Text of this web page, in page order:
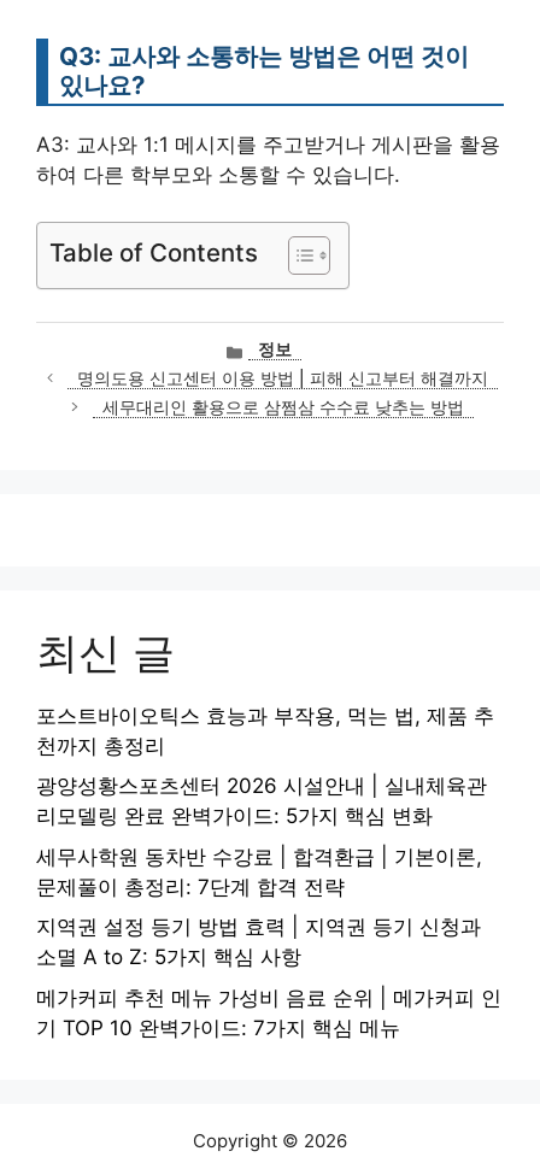
Q3: 교사와 소통하는 방법은 어떤 것이
있나요?
A3: 교사와 1:1 메시지를 주고받거나 게시판을 활용
하여 다른 학부모와 소통할 수 있습니다.
Table of Contents
카
테
고
리
정보
명의도용 신고센터 이용 방법 | 피해 신고부터 해결까지
세무대리인 활용으로 삼쩜삼 수수료 낮추는 방법
최신 글
포스트바이오틱스 효능과 부작용, 먹는 법, 제품 추
천까지 총정리
광양성황스포츠센터 2026 시설안내 | 실내체육관
리모델링 완료 완벽가이드: 5가지 핵심 변화
세무사학원 동차반 수강료 | 합격환급 | 기본이론,
문제풀이 총정리: 7단계 합격 전략
지역권 설정 등기 방법 효력 | 지역권 등기 신청과
소멸 A to Z: 5가지 핵심 사항
메가커피 추천 메뉴 가성비 음료 순위 | 메가커피 인
기 TOP 10 완벽가이드: 7가지 핵심 메뉴
Copyright © 2026